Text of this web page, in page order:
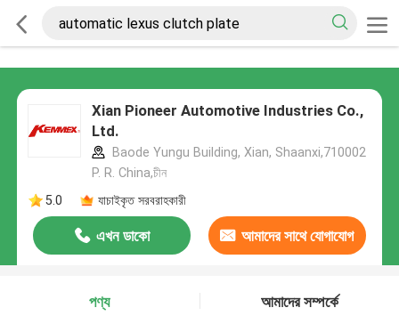
Xian Pioneer Automotive Industries Co.,
Ltd.
Baode Yungu Building, Xian, Shaanxi,710002
P. R. China,চীন
5.0
যাচাইকৃত সরবরাহকারী
এখন ডাকো আমাদের সাথে যোগাযোগ
পণ্য
আমাদের সম্পর্কে